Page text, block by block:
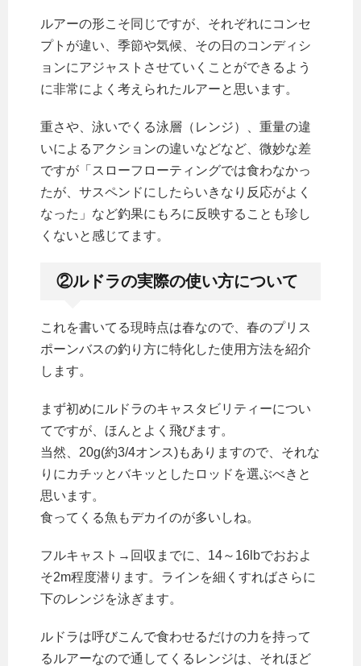
ルアーの形こそ同じですが、それぞれにコンセ
プトが違い、季節や気候、その日のコンディシ
ョンにアジャストさせていくことができるよう
に非常によく考えられたルアーと思います。
重さや、泳いでくる泳層（レンジ）、重量の違
いによるアクションの違いなどなど、微妙な差
ですが「スローフローティングでは食わなかっ
たが、サスペンドにしたらいきなり反応がよく
なった」など釣果にもろに反映することも珍し
くないと感じてます。
②ルドラの実際の使い方について
これを書いてる現時点は春なので、春のプリス
ポーンバスの釣り方に特化した使用方法を紹介
します。
まず初めにルドラのキャスタビリティーについ
てですが、ほんとよく飛びます。
当然、20g(約3/4オンス)もありますので、それな
りにカチッとバキッとしたロッドを選ぶべきと
思います。
食ってくる魚もデカイのが多いしね。
フルキャスト→回収までに、14～16lbでおおよ
そ2m程度潜ります。ラインを細くすればさらに
下のレンジを泳ぎます。
ルドラは呼びこんで食わせるだけの力を持って
るルアーなので通してくるレンジは、それほど